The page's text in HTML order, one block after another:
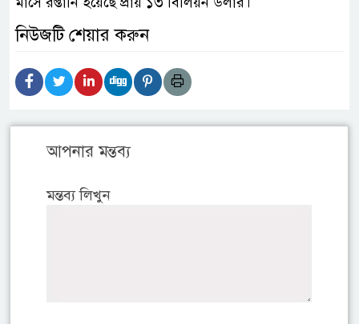
নিউজটি শেয়ার করুন
আপনার মন্তব্য
মন্তব্য লিখুন